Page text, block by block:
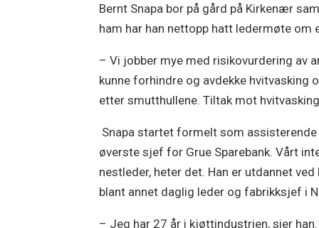
Bernt Snapa bor på gård på Kirkenær
ham har han nettopp hatt ledermøte
– Vi jobber mye med risikovurdering av
kunne forhindre og avdekke hvitvasking
etter smutthullene. Tiltak mot
Snapa startet formelt som
øverste sjef for Grue Sparebank. Vårt
nestleder, heter det. Han er utdannet
blant annet daglig leder og fabrikksjef i
– Jeg har 27 år i kjøttindustrien, sier